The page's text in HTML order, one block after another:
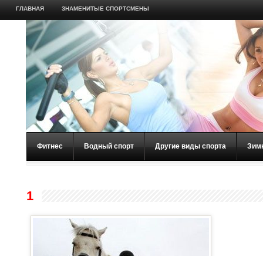
ГЛАВНАЯ ЗНАМЕНИТЫЕ СПОРТСМЕНЫ
Фитнес Водный спорт Другие виды спорта
1